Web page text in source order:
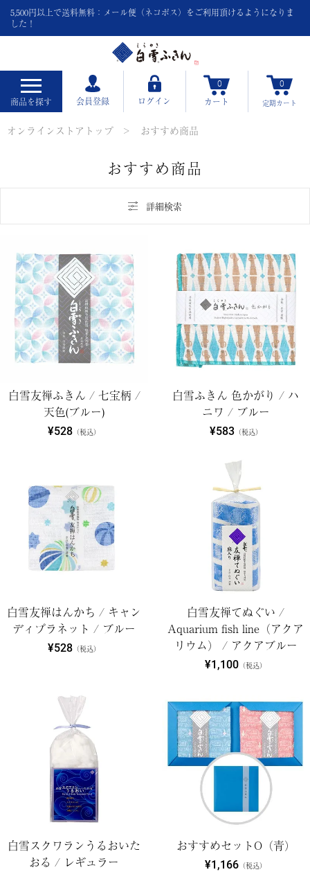
5,500円以上で送料無料：メール便（ネコポス）をご利用頂けるようになりま
した！
商品を探す 会員登録 ログイン
0
カート
0
定期カート
オンラインストアトップ おすすめ商品
おすすめ商品
詳細検索
白雪友禅ふきん / 七宝柄 /
天色(ブルー)
¥528 （税込）
白雪ふきん 色かがり / ハ
ニワ / ブルー
¥583（税込）
白雪友禅はんかち / キャン
ディプラネット / ブルー
¥528 （税込）
白雪友禅てぬぐい /
Aquarium fish line（アクア
リウム） / アクアブルー
¥1,100 （税込）
白雪スクワランうるおいた
おる / レギュラー
おすすめセットO（青）
¥1,166 （税込）